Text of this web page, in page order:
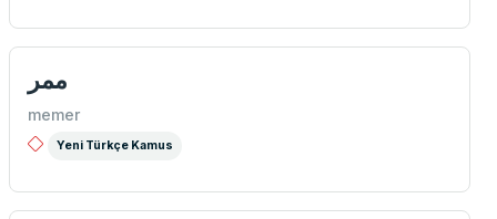
ممر
memer
Yeni Türkçe Kamus